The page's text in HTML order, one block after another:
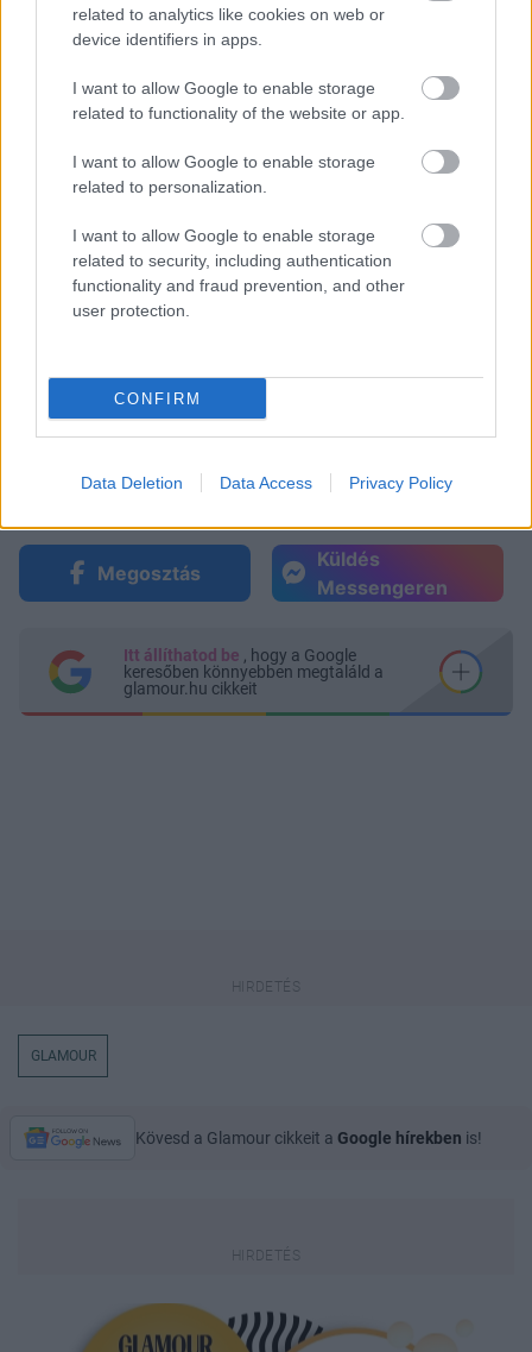
related to analytics like cookies on web or
device identifiers in apps.
I want to allow Google to enable storage
related to functionality of the website or app.
I want to allow Google to enable storage
related to personalization.
I want to allow Google to enable storage
related to security, including authentication
functionality and fraud prevention, and other
user protection.
CONFIRM
Data Deletion Data Access Privacy Policy
Megosztás
Küldés
Messengeren
Itt állíthatod be , hogy a Google
keresőben könnyebben megtaláld a
glamour.hu cikkeit
GLAMOUR
Kövesd a Glamour cikkeit a Google hírekben is!